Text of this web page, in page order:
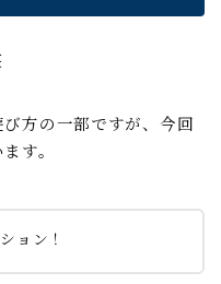
方の一部ですが、今回
す。
ョン！